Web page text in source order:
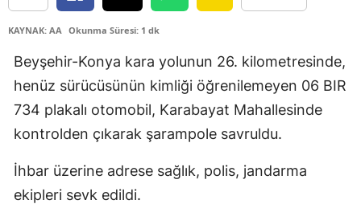
Çorum
Diyarbakır
Edirne
Elazığ
Erzincan
KAYNAK: AA Okunma Süresi: 1 dk
Beyşehir-Konya kara yolunun 26. kilometresinde,
henüz sürücüsünün kimliği öğrenilemeyen 06 BIR
734 plakalı otomobil, Karabayat Mahallesinde
kontrolden çıkarak şarampole savruldu.
İhbar üzerine adrese sağlık, polis, jandarma
ekipleri sevk edildi.